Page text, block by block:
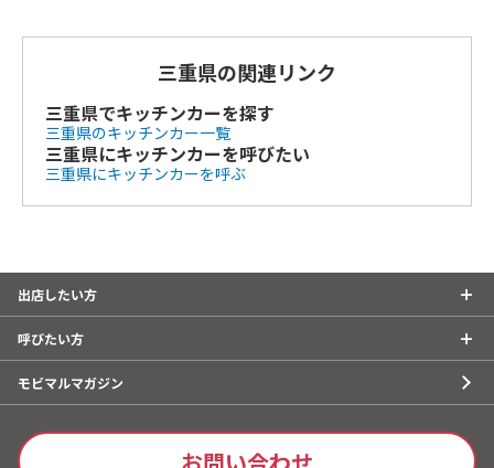
三重県の関連リンク
三重県でキッチンカーを探す
三重県のキッチンカー一覧
三重県にキッチンカーを呼びたい
三重県にキッチンカーを呼ぶ
出店したい方
呼びたい方
モビマルマガジン